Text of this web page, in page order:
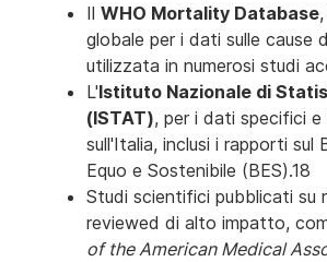
Il WHO Mortality Database
globale per i dati sulle cause
utilizzata in numerosi studi
L'Istituto Nazionale di
(ISTAT), per i dati specifici
sull'Italia, inclusi i rapporti sul
Equo e Sostenibile (BES).18
Studi scientifici pubblicati su
reviewed di alto impatto,
of the American Medical